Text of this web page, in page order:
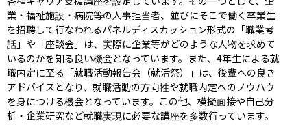
業・福祉施設・病院等の人事担当者、並びにそこで働く卒業生
を招聘して行なわれるパネルディスカッション形式の「職業考
話」や「座談会」は、実際に企業等がどのような人物を求めて
いるのかを知る良い機会となっています。また、4年生による就
職内定に至る「就職活動報告会（就活祭）」は、後輩への良き
アドバイスとなり、就職活動の方向性や就職内定へのノウハウ
を身につける機会となっています。この他、模擬面接や自己分
析・企業研究など就職実現に必要な講座を多数行っています。